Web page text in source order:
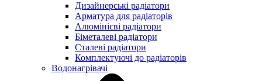
Дизайнерські радіатори
Арматура для радіаторів
Алюмінієві радіатори
Біметалеві радіатори
Сталеві радіатори
Комплектуючі до радіаторів
Водонагрівачі